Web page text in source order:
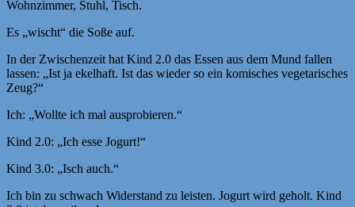
Wohnzimmer, Stuhl, Tisch.
Es „wischt“ die Soße auf.
In der Zwischenzeit hat Kind 2.0 das Essen aus dem Mund fallen
lassen: „Ist ja ekelhaft. Ist das wieder so ein komisches vegetarisches
Zeug?“
Ich: „Wollte ich mal ausprobieren.“
Kind 2.0: „Ich esse Jogurt!“
Kind 3.0: „Isch auch.“
Ich bin zu schwach Widerstand zu leisten. Jogurt wird geholt. Kind